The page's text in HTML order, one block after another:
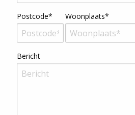
Postcode* Woonplaats*
Bericht